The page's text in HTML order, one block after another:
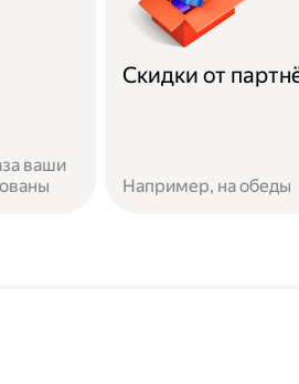
ваши
Скидки от
Например, на обеды